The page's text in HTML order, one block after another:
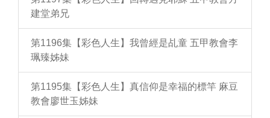
建堂弟兄
第1196集【彩色人生】我曾經是乩童 五甲教會李
珮臻姊妹
第1195集【彩色人生】真信仰是幸福的標竿 麻豆
教會廖世玉姊妹